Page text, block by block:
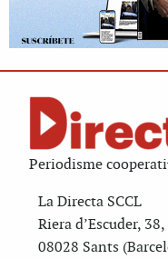
Periodisme
La Directa SCCL
Riera d’Escuder,
08028 Sants